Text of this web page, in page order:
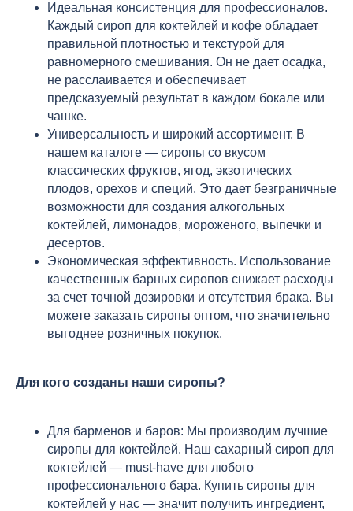
Идеальная консистенция для профессионалов.
Каждый сироп для коктейлей и кофе обладает
правильной плотностью и текстурой для
равномерного смешивания. Он не дает осадка,
не расслаивается и обеспечивает
предсказуемый результат в каждом бокале или
чашке.
Универсальность и широкий ассортимент. В
нашем каталоге — сиропы со вкусом
классических фруктов, ягод, экзотических
плодов, орехов и специй. Это дает безграничные
возможности для создания алкогольных
коктейлей, лимонадов, мороженого, выпечки и
десертов.
Экономическая эффективность. Использование
качественных барных сиропов снижает расходы
за счет точной дозировки и отсутствия брака. Вы
можете заказать сиропы оптом, что значительно
выгоднее розничных покупок.
Для кого созданы наши сиропы?
Для барменов и баров: Мы производим лучшие
сиропы для коктейлей. Наш сахарный сироп для
коктейлей — must-have для любого
профессионального бара. Купить сиропы для
коктейлей у нас — значит получить ингредиент,